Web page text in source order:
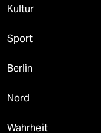
Kultur
Sport
Berlin
Nord
Wahrheit